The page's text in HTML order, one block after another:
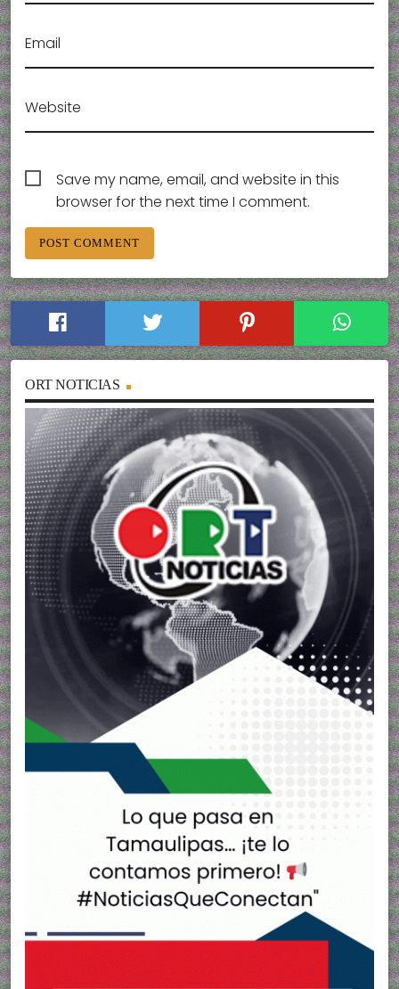
Email
Website
Save my name, email, and website in this
browser for the next time I comment.
ORT NOTICIAS